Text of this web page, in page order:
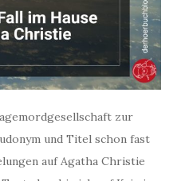
zur
und Titel schon fast
auf Agatha Christie